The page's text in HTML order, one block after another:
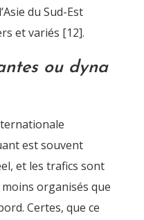
du Sud-Est
et variés [12].
ou dyna
est souvent
et les trafics sont
organisés que
Certes, que ce